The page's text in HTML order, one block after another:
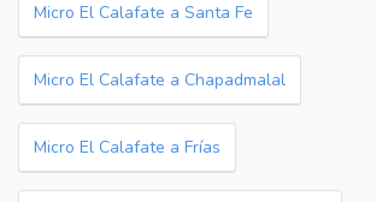
Micro El Calafate a Santa Fe
Micro El Calafate a Chapadmalal
Micro El Calafate a Frías